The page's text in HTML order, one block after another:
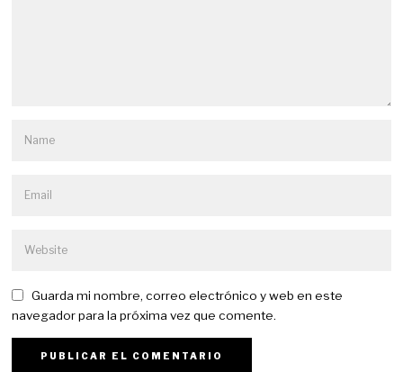
Guarda mi nombre, correo electrónico y web en este
navegador para la próxima vez que comente.